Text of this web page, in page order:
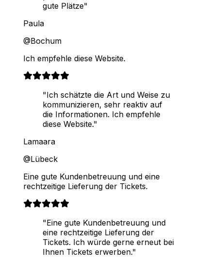
gute Plätze"
Paula
@Bochum
Ich empfehle diese Website.
"Ich schätzte die Art und Weise zu
kommunizieren, sehr reaktiv auf
die Informationen. Ich empfehle
diese Website."
Lamaara
@Lübeck
Eine gute Kundenbetreuung und eine
rechtzeitige Lieferung der Tickets.
"Eine gute Kundenbetreuung und
eine rechtzeitige Lieferung der
Tickets. Ich würde gerne erneut bei
Ihnen Tickets erwerben."